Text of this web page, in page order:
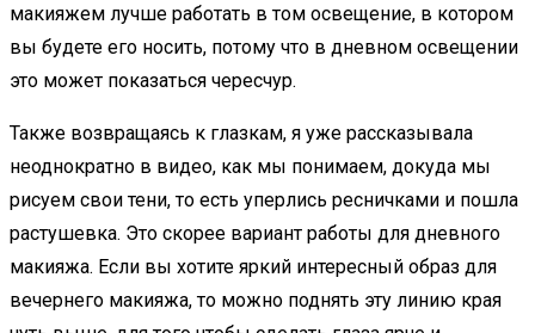
макияжем лучше работать в том освещение, в котором
вы будете его носить, потому что в дневном освещении
это может показаться чересчур.
Также возвращаясь к глазкам, я уже рассказывала
неоднократно в видео, как мы понимаем, докуда мы
рисуем свои тени, то есть уперлись ресничками и пошла
растушевка. Это скорее вариант работы для дневного
макияжа. Если вы хотите яркий интересный образ для
вечернего макияжа, то можно поднять эту линию края